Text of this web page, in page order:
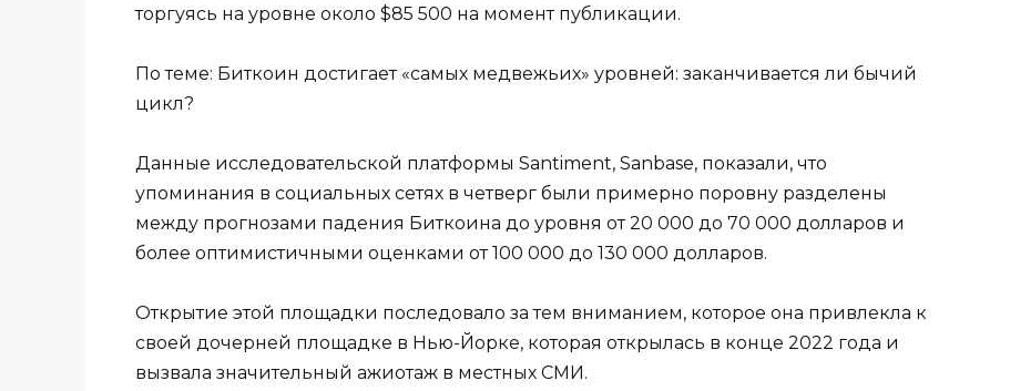
торгуясь на уровне около $85 500 на момент публикации.
По теме: Биткоин достигает «самых медвежьих» уровней: заканчивается ли бычий
цикл?
Данные исследовательской платформы Santiment, Sanbase, показали, что
упоминания в социальных сетях в четверг были примерно поровну разделены
между прогнозами падения Биткоина до уровня от 20 000 до 70 000 долларов и
более оптимистичными оценками от 100 000 до 130 000 долларов.
Открытие этой площадки последовало за тем вниманием, которое она привлекла к
своей дочерней площадке в Нью-Йорке, которая открылась в конце 2022 года и
вызвала значительный ажиотаж в местных СМИ.